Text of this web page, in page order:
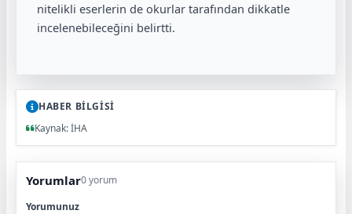
nitelikli eserlerin de okurlar tarafından dikkatle
incelenebileceğini belirtti.
HABER BİLGİSİ
Kaynak: İHA
Yorumlar0 yorum
Yorumunuz